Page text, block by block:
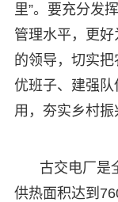
里”。要充分发
管理水平，更
的领导，切实
优班子、建强
用，夯实乡村振
古交电厂是
供热面积达到